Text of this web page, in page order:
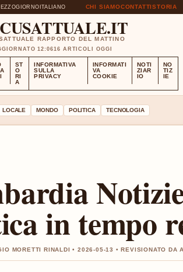
ITALIANO CHI SIAMOCONTATTISTORIA
RAPPORTO DEL MATTINO
12:0616 ARTICOLI OGGI
ST
O
RI
A
INFORMATIVA
SULLA
PRIVACY
INFORMATI
VA
COOKIE
NOTI
ZIAR
IO
NO
TIZ
IE
LOCALE MONDO POLITICA TECNOLOGIA
in tempo
MORETTI RINALDI • 2026-05-13 • REVISIONATO DA